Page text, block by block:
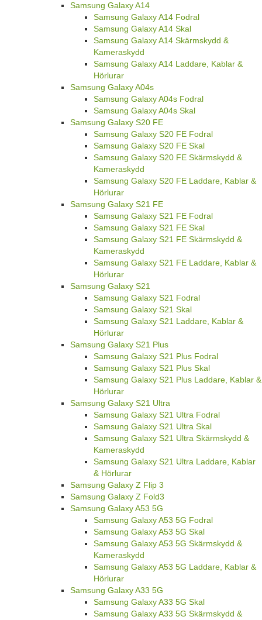
Samsung Galaxy A14
Samsung Galaxy A14 Fodral
Samsung Galaxy A14 Skal
Samsung Galaxy A14 Skärmskydd &
Kameraskydd
Samsung Galaxy A14 Laddare, Kablar &
Hörlurar
Samsung Galaxy A04s
Samsung Galaxy A04s Fodral
Samsung Galaxy A04s Skal
Samsung Galaxy S20 FE
Samsung Galaxy S20 FE Fodral
Samsung Galaxy S20 FE Skal
Samsung Galaxy S20 FE Skärmskydd &
Kameraskydd
Samsung Galaxy S20 FE Laddare, Kablar &
Hörlurar
Samsung Galaxy S21 FE
Samsung Galaxy S21 FE Fodral
Samsung Galaxy S21 FE Skal
Samsung Galaxy S21 FE Skärmskydd &
Kameraskydd
Samsung Galaxy S21 FE Laddare, Kablar &
Hörlurar
Samsung Galaxy S21
Samsung Galaxy S21 Fodral
Samsung Galaxy S21 Skal
Samsung Galaxy S21 Laddare, Kablar &
Hörlurar
Samsung Galaxy S21 Plus
Samsung Galaxy S21 Plus Fodral
Samsung Galaxy S21 Plus Skal
Samsung Galaxy S21 Plus Laddare, Kablar &
Hörlurar
Samsung Galaxy S21 Ultra
Samsung Galaxy S21 Ultra Fodral
Samsung Galaxy S21 Ultra Skal
Samsung Galaxy S21 Ultra Skärmskydd &
Kameraskydd
Samsung Galaxy S21 Ultra Laddare, Kablar
& Hörlurar
Samsung Galaxy Z Flip 3
Samsung Galaxy Z Fold3
Samsung Galaxy A53 5G
Samsung Galaxy A53 5G Fodral
Samsung Galaxy A53 5G Skal
Samsung Galaxy A53 5G Skärmskydd &
Kameraskydd
Samsung Galaxy A53 5G Laddare, Kablar &
Hörlurar
Samsung Galaxy A33 5G
Samsung Galaxy A33 5G Skal
Samsung Galaxy A33 5G Skärmskydd &